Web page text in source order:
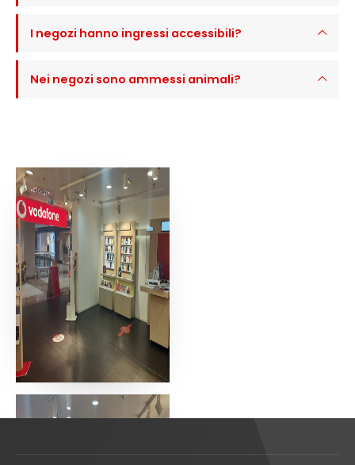
I negozi hanno ingressi accessibili?
Nei negozi sono ammessi animali?